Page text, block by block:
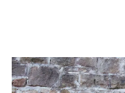
ソ
コ